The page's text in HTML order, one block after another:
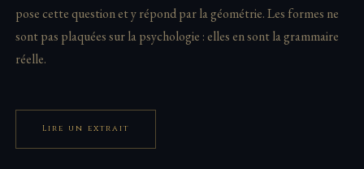
pose cette question et y répond par la géométrie. Les formes ne
sont pas plaquées sur la psychologie : elles en sont la grammaire
réelle.
Lire un extrait